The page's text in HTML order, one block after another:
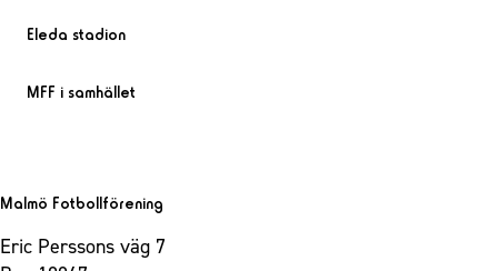
Eleda stadion
MFF i samhället
Malmö Fotbollförening
Eric Perssons väg 7